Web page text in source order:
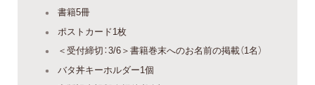
書籍5冊
ポストカード1枚
＜受付締切：3/6＞書籍巻末へのお名前の掲載（1名）
バタ丼キーホルダー1個